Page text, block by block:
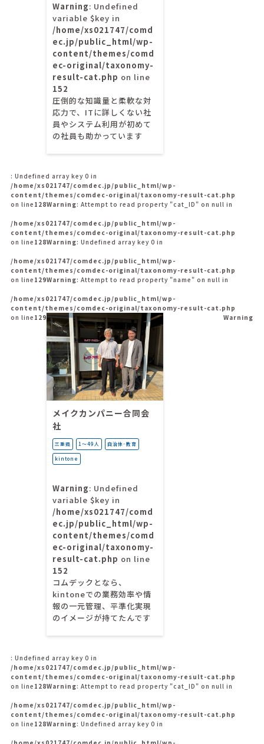
Warning: Undefined
variable $key in
/home/xs021747/comd
ec.jp/public_html/wp-
content/themes/comd
ec-original/taxonomy-
result-cat.php on line
152
圧倒的な知識量と柔軟な対
応力で、ITに詳しくない社
員やシステム利用が初めて
の社員も助かっています
: Undefined array key 0 in
/home/xs021747/comdec.jp/public_html/wp-
content/themes/comdec-original/taxonomy-result-cat.php
on line 128Warning: Attempt to read property "cat_ID" on null in
/home/xs021747/comdec.jp/public_html/wp-
content/themes/comdec-original/taxonomy-result-cat.php
on line 128Warning: Undefined array key 0 in
/home/xs021747/comdec.jp/public_html/wp-
content/themes/comdec-original/taxonomy-result-cat.php
on line 129Warning: Attempt to read property "name" on null in
/home/xs021747/comdec.jp/public_html/wp-
content/themes/comdec-original/taxonomy-result-cat.php
on line 129
メイクカンパニー合同会
社
三重県 1〜49人 自治体･教育
kintone
Warning: Undefined
variable $key in
/home/xs021747/comd
ec.jp/public_html/wp-
content/themes/comd
ec-original/taxonomy-
result-cat.php on line
152
コムデックとなら、
kintoneでの業務効率や情
報の一元管理、平準化実現
のイメージが持てたんです
Warning
: Undefined array key 0 in
/home/xs021747/comdec.jp/public_html/wp-
content/themes/comdec-original/taxonomy-result-cat.php
on line 128Warning: Attempt to read property "cat_ID" on null in
/home/xs021747/comdec.jp/public_html/wp-
content/themes/comdec-original/taxonomy-result-cat.php
on line 128Warning: Undefined array key 0 in